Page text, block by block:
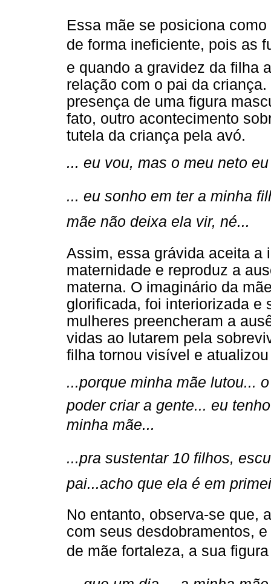
Essa mãe se posiciona
de forma ineficiente, pois as
e quando a gravidez da filha
relação com o pai da
presença de uma figura
fato, outro acontecimento
tutela da criança pela avó.
... eu vou, mas o meu neto eu
... eu sonho em ter a minha
mãe não deixa ela vir, né...
Assim, essa grávida aceita a
maternidade e reproduz a
materna. O imaginário da
glorificada, foi interiorizada e
mulheres preencheram a
vidas ao lutarem pela
filha tornou visível e
...porque minha mãe lutou...
poder criar a gente... eu
minha mãe...
...pra sustentar 10 filhos,
pai...acho que ela é em
No entanto, observa-se que,
com seus desdobramentos,
de mãe fortaleza, a sua